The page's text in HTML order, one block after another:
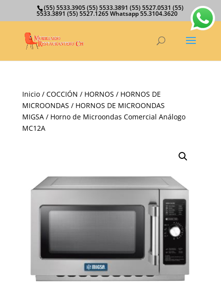
(55) 5533.3905 (55) 5533.3891 (55) 5527.0531 (55)
5533.3891 (55) 5527.1265 Whatsapp 55.3104.3620
Inicio/ COCCIÓN / HORNOS / HORNOS DE
MICROONDAS / HORNOS DE MICROONDAS
MIGSA/ Horno de Microondas Comercial Análogo
MC12A